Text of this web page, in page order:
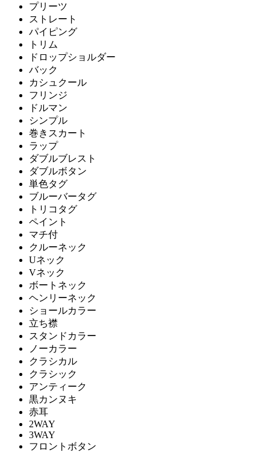
プリーツ
ストレート
パイピング
トリム
ドロップショルダー
バック
カシュクール
フリンジ
ドルマン
シンプル
巻きスカート
ラップ
ダブルブレスト
ダブルボタン
単色タグ
ブルーバータグ
トリコタグ
ペイント
マチ付
クルーネック
Uネック
Vネック
ボートネック
ヘンリーネック
ショールカラー
立ち襟
スタンドカラー
ノーカラー
クラシカル
クラシック
アンティーク
黒カンヌキ
赤耳
2WAY
3WAY
フロントボタン